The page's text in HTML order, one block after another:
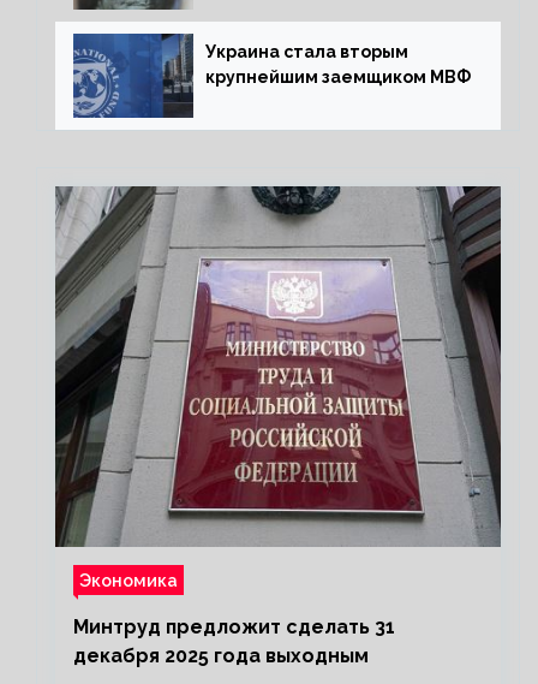
Украина стала вторым
крупнейшим заемщиком МВФ
Экономика
Минтруд предложит сделать 31
декабря 2025 года выходным